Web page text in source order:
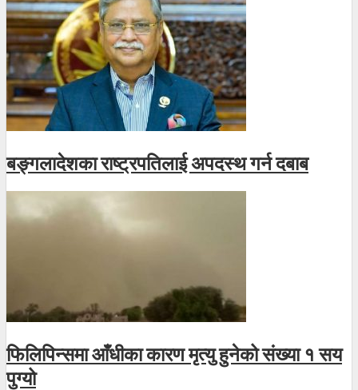
बङ्गलादेशका राष्ट्रपतिलाई अपदस्थ गर्न दबाब
फिलिपिन्समा आँधीका कारण मृत्यु हुनेको संख्या १ सय
पुग्यो